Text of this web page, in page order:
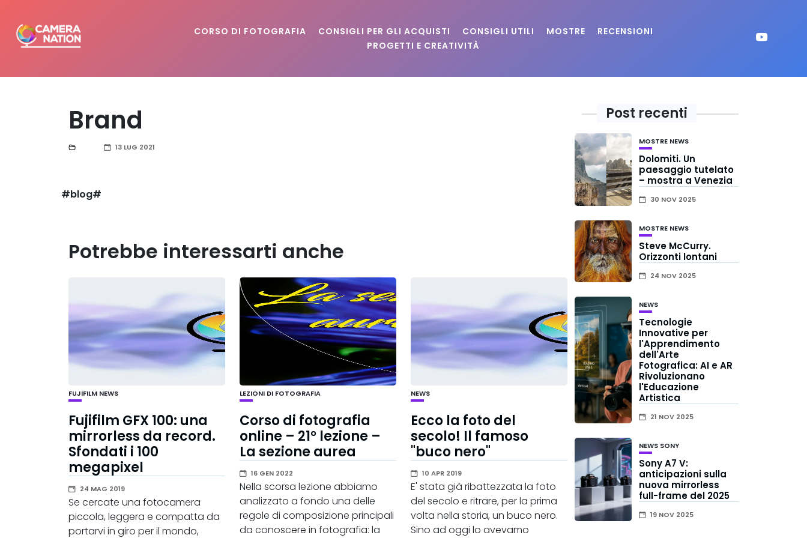
CORSO DI FOTOGRAFIA CONSIGLI PER GLI ACQUISTI CONSIGLI UTILI MOSTRE
RECENSIONI
PROGETTI E CREATIVITÀ
Brand
13 LUG 2021
#blog#
Potrebbe interessarti anche
FUJIFILM NEWS
Fujifilm GFX 100: una
mirrorless da record.
Sfondati i 100
megapixel
24 MAG 2019
Se cercate una fotocamera
piccola, leggera e compatta da
portarvi in giro per il mondo,
LEZIONI DI FOTOGRAFIA
Corso di fotografia
online – 21° lezione –
La sezione aurea
16 GEN 2022
Nella scorsa lezione abbiamo
analizzato a fondo una delle
regole di composizione principali
da conoscere in fotografia: la
NEWS
Ecco la foto del
secolo! Il famoso
"buco nero"
10 APR 2019
E' stata già ribattezzata la foto
del secolo e ritrare, per la prima
volta nella storia, un buco nero.
Sino ad oggi lo avevamo
Post recenti
MOSTRE NEWS
Dolomiti. Un
paesaggio tutelato
– mostra a Venezia
30 NOV 2025
MOSTRE NEWS
Steve McCurry.
Orizzonti lontani
24 NOV 2025
NEWS
Tecnologie
Innovative per
l'Apprendimento
dell'Arte
Fotografica: AI e AR
Rivoluzionano
l'Educazione
Artistica
21 NOV 2025
NEWS SONY
Sony A7 V:
anticipazioni sulla
nuova mirrorless
full-frame del 2025
19 NOV 2025